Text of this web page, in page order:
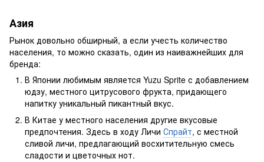
Азия
Рынок довольно обширный, а если учесть количество
населения, то можно сказать, один из наиважнейших для
бренда:
В Японии любимым является Yuzu Sprite с добавлением
юдзу, местного цитрусового фрукта, придающего
напитку уникальный пикантный вкус.
В Китае у местного населения другие вкусовые
предпочтения. Здесь в ходу Личи Спрайт, с местной
сливой личи, предлагающий восхитительную смесь
сладости и цветочных нот.